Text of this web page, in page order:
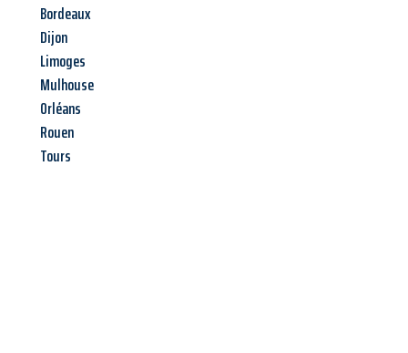
Bordeaux
Dijon
Limoges
Mulhouse
Orléans
Rouen
Tours